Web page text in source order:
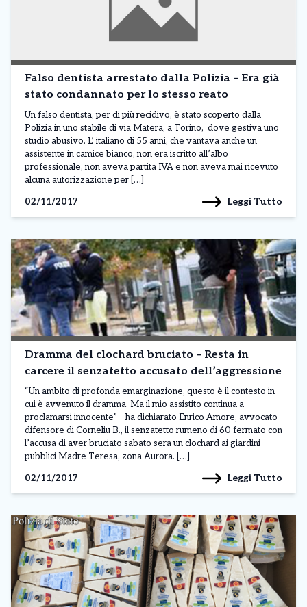
Falso dentista arrestato dalla Polizia – Era già
stato condannato per lo stesso reato
Un falso dentista, per di più recidivo, è stato scoperto dalla
Polizia in uno stabile di via Matera, a Torino, dove gestiva uno
studio abusivo. L’ italiano di 55 anni, che vantava anche un
assistente in camice bianco, non era iscritto all’albo
professionale, non aveva partita IVA e non aveva mai ricevuto
alcuna autorizzazione per […]
02/11/2017
Leggi Tutto
Dramma del clochard bruciato – Resta in
carcere il senzatetto accusato dell’aggressione
“Un ambito di profonda emarginazione, questo è il contesto in
cui è avvenuto il dramma. Ma il mio assistito continua a
proclamarsi innocente” – ha dichiarato Enrico Amore, avvocato
difensore di Corneliu B., il senzatetto rumeno di 60 fermato con
l’accusa di aver bruciato sabato sera un clochard ai giardini
pubblici Madre Teresa, zona Aurora. […]
02/11/2017
Leggi Tutto